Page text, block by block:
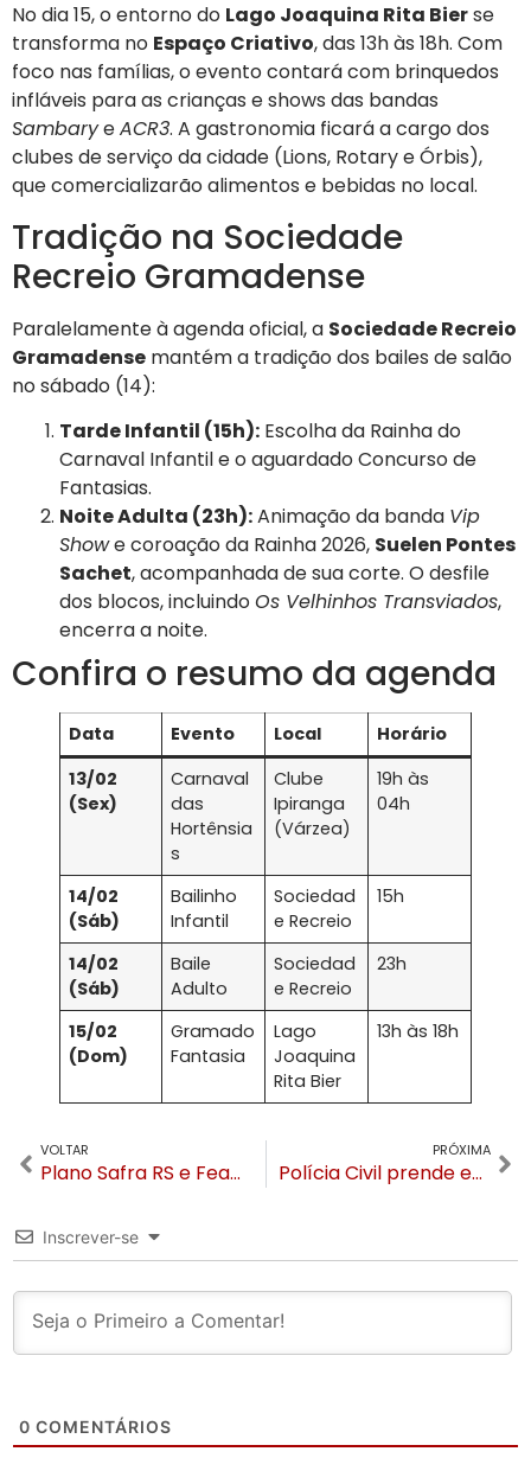
No dia 15, o entorno do Lago Joaquina Rita Bierse
transforma no Espaço Criativo, das 13h às 18h. Com
foco nas famílias, o evento contará com brinquedos
infláveis para as crianças e shows das bandas
SambaryeACR3. A gastronomia ficará a cargo dos
clubes de serviço da cidade (Lions, Rotary e Órbis),
que comercializarão alimentos e bebidas no local.
Tradição na Sociedade
Recreio Gramadense
Paralelamente à agenda oficial, a Sociedade Recreio
Gramadense mantém a tradição dos bailes de salão
no sábado (14):
Tarde Infantil (15h): Escolha da Rainha do
Carnaval Infantil e o aguardado Concurso de
Fantasias.
Noite Adulta (23h):Animação da banda Vip
Showe coroação da Rainha 2026, Suelen Pontes
Sachet, acompanhada de sua corte. O desfile
dos blocos, incluindoOs Velhinhos Transviados,
encerra a noite.
Confira o resumo da agenda
Data Evento Local
Horário
13/02
(Sex)
Carnaval
das
Hortênsia
s
Clube
Ipiranga
(Várzea)
19h às
04h
14/02
(Sáb)
Bailinho
Infantil
Sociedad
e Recreio
15h
14/02
(Sáb)
Baile
Adulto
Sociedad
e Recreio
23h
15/02
(Dom)
Gramado
Fantasia
Lago
Joaquina
Rita Bier
13h às 18h
VOLTAR
Plano Safra RS e Feaper destinam mais de R$ 300 mil para fortalecer agricultura e setor leiteiro em Gramado
PRÓXIMA
Polícia Civil prende em Bom Jesus autor de feminicídio ocorrido em São Francisco de Paula
Inscrever-se
0 COMENTÁRIOS